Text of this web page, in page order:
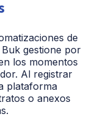
de
gestione por
los momentos
Al registrar
plataforma
o anexos